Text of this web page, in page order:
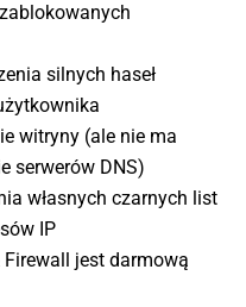
silnych haseł
witryny (ale nie ma
serwerów DNS)
własnych czarnych list
IP
Firewall jest darmową